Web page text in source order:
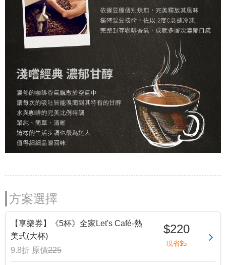
方案選擇
【享樂券】《5杯》全家Let's Café-熱
美式(大杯)
9.8折 原價225
$220
現省$5